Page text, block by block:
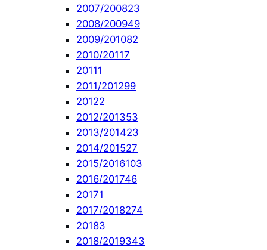
2007/200823
2008/200949
2009/201082
2010/20117
20111
2011/201299
20122
2012/201353
2013/201423
2014/201527
2015/2016103
2016/201746
20171
2017/2018274
20183
2018/2019343